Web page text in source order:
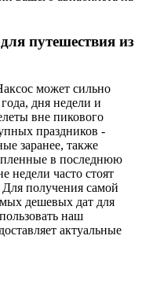
путешествия из
может сильно
дня недели и
вне пикового
праздников -
заранее, также
в последнюю
недели часто стоят
получения самой
дешевых дат для
наш
актуальные